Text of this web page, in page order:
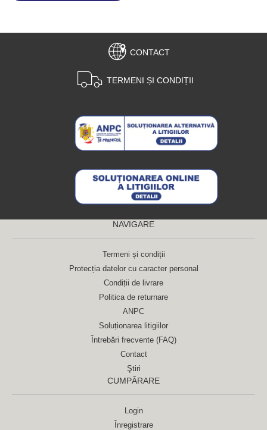
CONTACT
TERMENI ȘI CONDIȚII
NAVIGARE
Termeni și condiții
Protecția datelor cu caracter personal
Condiții de livrare
Politica de returnare
ANPC
Soluționarea litigiilor
Întrebări frecvente (FAQ)
Contact
Ştiri
CUMPĂRARE
Login
Înregistrare